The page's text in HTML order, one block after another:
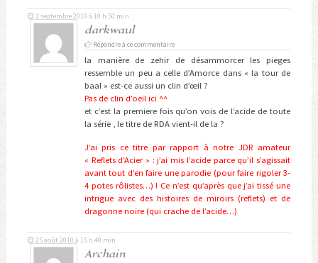
darkwaul
1 septembre 2010 à 10 h 50 min
Répondre à ce commentaire
la manière de zehir de désammorcer les pieges
ressemble un peu a celle d’Amorce dans « la tour de
baal » est-ce aussi un clin d’œil ?
Pas de clin d’oeil ici ^^
et c’est la premiere fois qu’on vois de l’acide de toute
la série , le titre de RDA vient-il de la ?
J’ai pris ce titre par rapport à notre JDR amateur
« Reflets d’Acier » : j’ai mis l’acide parce qu’il s’agissait
avant tout d’en faire une parodie (pour faire rigoler 3-
4 potes rôlistes…) ! Ce n’est qu’après que j’ai tissé une
intrigue avec des histoires de miroirs (reflets) et de
dragonne noire (qui crache de l’acide…)
Archain
25 août 2010 à 15 h 40 min